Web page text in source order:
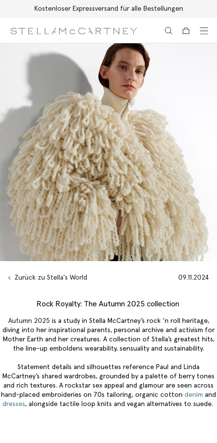
Kostenloser Expressversand für alle Bestellungen
Zurück zu Stella's World 09.11.2024
Rock Royalty: The Autumn 2025 collection
Autumn 2025 is a study in Stella McCartney’s rock ‘n roll heritage,
diving into her inspirational parents, personal archive and activism for
Mother Earth and her creatures. A collection of Stella’s greatest hits,
the line-up emboldens wearability, sensuality and sustainability.
Statement details and silhouettes reference Paul and Linda
McCartney’s shared wardrobes, grounded by a palette of berry tones
and rich textures. A rockstar sex appeal and glamour are seen across
hand-placed embroideries on 70s tailoring, organic cotton denim and
dresses, alongside tactile loop knits and vegan alternatives to suede.